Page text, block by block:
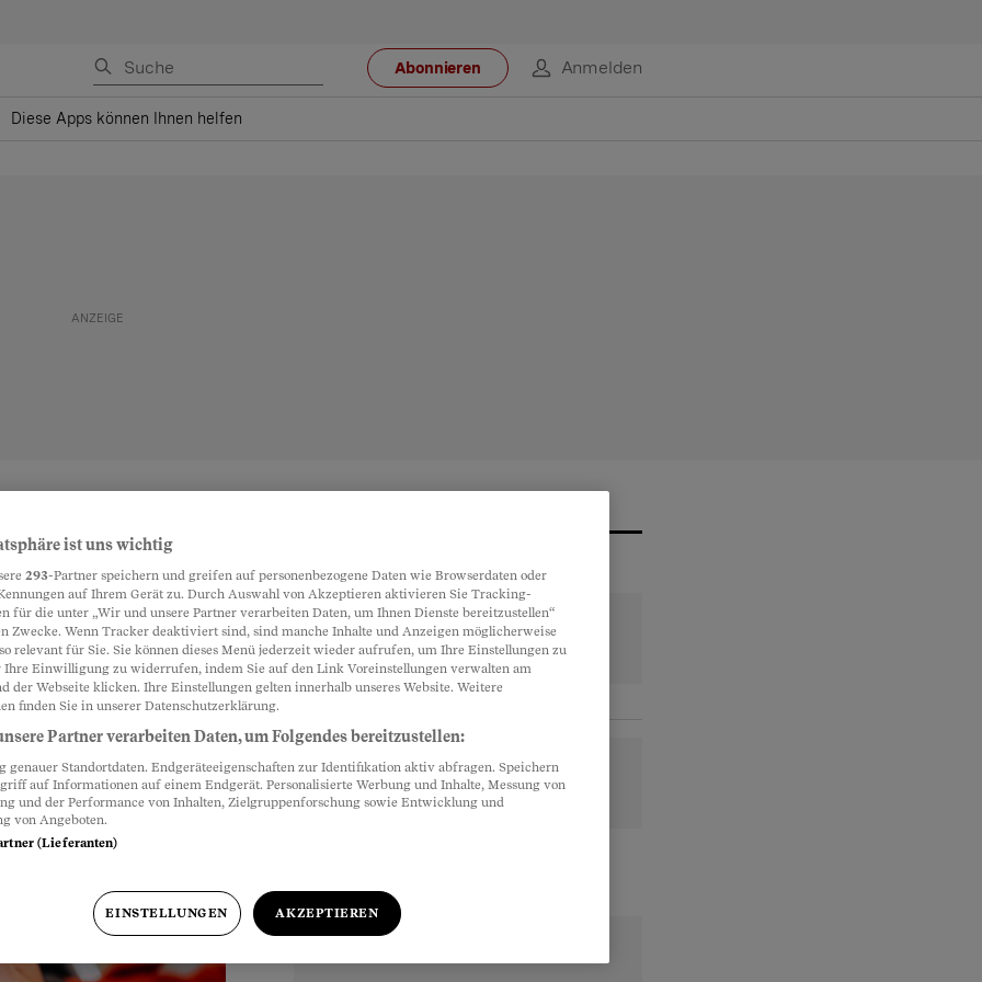
Abonnieren Anmelden
Diese Apps können Ihnen helfen
helfen
Apps
ist uns wichtig
293-Partner speichern und greifen auf personenbezogene Daten wie Browserdaten oder
auf Ihrem Gerät zu. Durch Auswahl von Akzeptieren aktivieren Sie Tracking-
für die unter „Wir und unsere Partner verarbeiten Daten, um Ihnen Dienste bereitzustellen“
Zwecke. Wenn Tracker deaktiviert sind, sind manche Inhalte und Anzeigen möglicherweise
relevant für Sie. Sie können dieses Menü jederzeit wieder aufrufen, um Ihre Einstellungen zu
Ihre Einwilligung zu widerrufen, indem Sie auf den Link Voreinstellungen verwalten am
der Webseite klicken. Ihre Einstellungen gelten innerhalb unseres Website. Weitere
finden Sie in unserer Datenschutzerklärung.
Partner verarbeiten Daten, um Folgendes bereitzustellen:
genauer Standortdaten. Endgeräteeigenschaften zur Identifikation aktiv abfragen. Speichern
auf Informationen auf einem Endgerät. Personalisierte Werbung und Inhalte, Messung von
und der Performance von Inhalten, Zielgruppenforschung sowie Entwicklung und
von Angeboten.
(Lieferanten)
EINSTELLUNGEN AKZEPTIEREN